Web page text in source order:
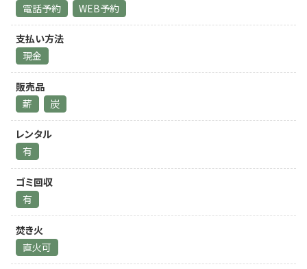
電話予約
WEB予約
支払い方法
現金
販売品
薪
炭
レンタル
有
ゴミ回収
有
焚き火
直火可